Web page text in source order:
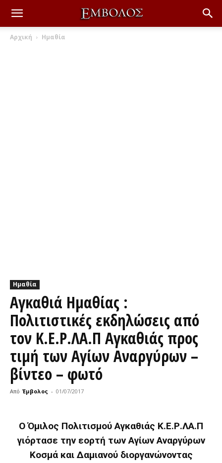
Αρχική Ημαθία
Ημαθία
Αγκαθιά Ημαθίας :
Πολιτιστικές εκδηλώσεις από
τον Κ.Ε.Ρ.ΛΑ.Π Αγκαθιάς προς
τιμή των Αγίων Αναργύρων –
βίντεο – φωτό
Από Έμβολος - 01/07/2017
Ο Όμιλος Πολιτισμού Αγκαθιάς Κ.Ε.Ρ.ΛΑ.Π
γιόρτασε την εορτή των Αγίων Αναργύρων
Κοσμά και Δαμιανού διοργανώνοντας